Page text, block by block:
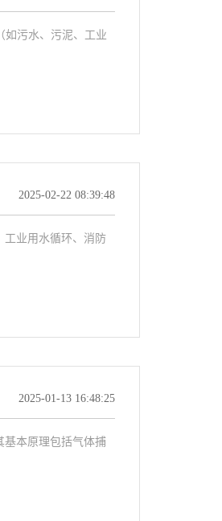
如污水、污泥、工业
2025-02-22 08:39:48
工业用水循环、消防
2025-01-13 16:48:25
基本原理包括气体捕